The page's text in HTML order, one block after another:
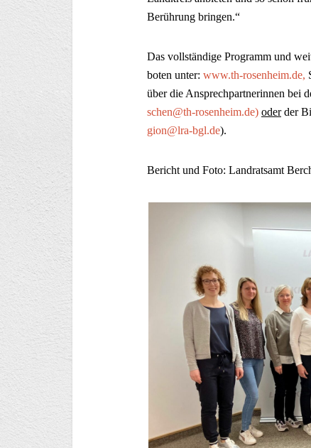
Berührung bringen.“
Das vollständige Programm und
boten unter: www.th-rosenheim.de,
über die Ansprechpartnerinnen bei
schen@th-rosenheim.de) oderder
gion@lra-bgl.de).
Bericht und Foto: Landratsamt